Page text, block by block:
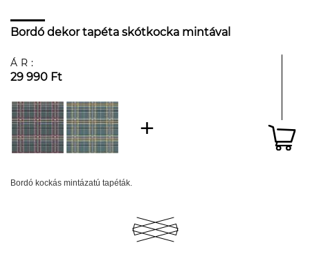
Bordó dekor tapéta skótkocka mintával
ÁR:
29 990 Ft
Bordó kockás mintázatú tapéták.